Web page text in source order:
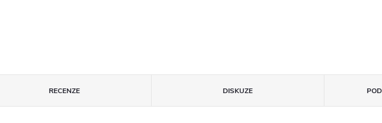
RECENZE DISKUZE